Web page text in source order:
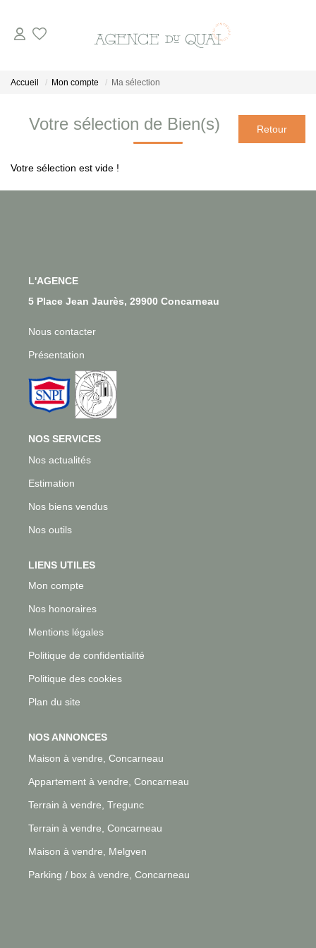
En Viager
Accueil Mon compte Ma sélection
Votre sélection de Bien(s)
Votre sélection est vide !
L'AGENCE
5 Place Jean Jaurès, 29900 Concarneau
Nous contacter
Présentation
NOS SERVICES
Nos actualités
Estimation
Nos biens vendus
Nos outils
LIENS UTILES
Mon compte
Nos honoraires
Mentions légales
Politique de confidentialité
Politique des cookies
Plan du site
NOS ANNONCES
Maison à vendre, Concarneau
Appartement à vendre, Concarneau
Terrain à vendre, Tregunc
Terrain à vendre, Concarneau
Maison à vendre, Melgven
Parking / box à vendre, Concarneau